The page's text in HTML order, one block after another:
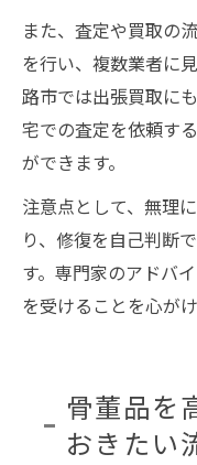
また、査定や買取の
を行い、複数業者に
路市では出張買取に
宅での査定を依頼す
ができます。
注意点として、無理
り、修復を自己判断
す。専門家のアドバ
を受けることを心が
骨董品を
おきたい